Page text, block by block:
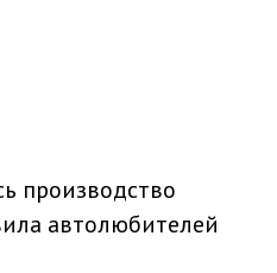
производство
автолюбителей